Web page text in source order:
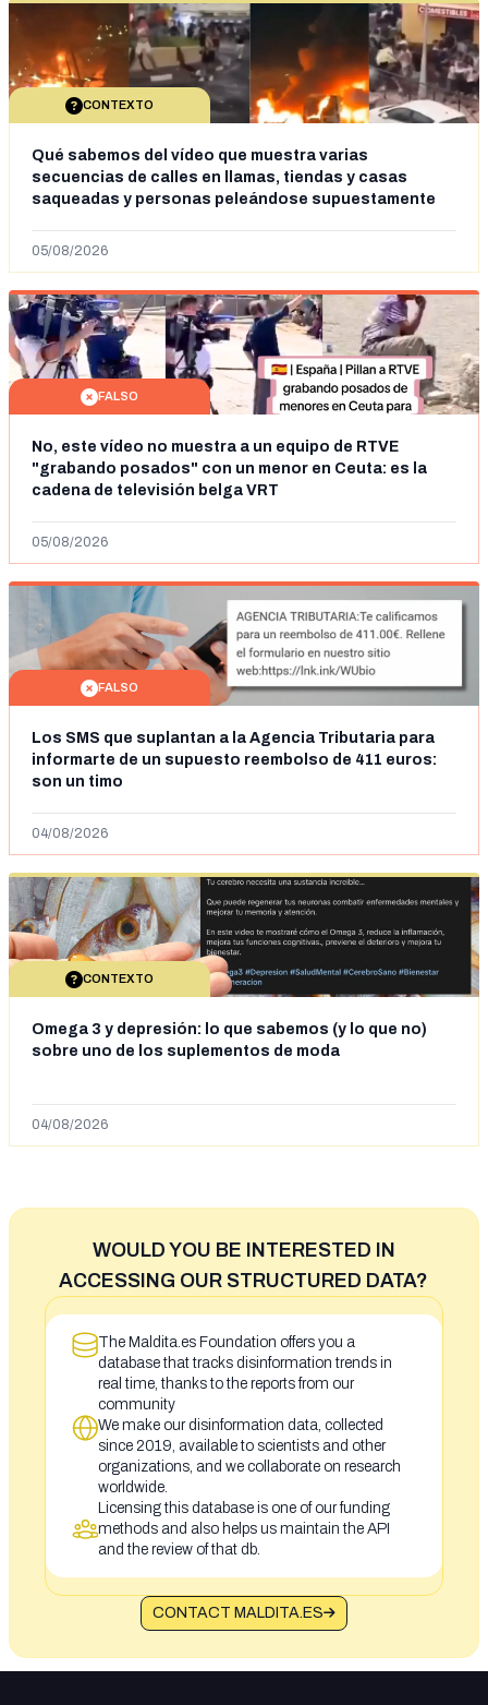
CONTEXTO
Qué sabemos del vídeo que muestra varias
secuencias de calles en llamas, tiendas y casas
saqueadas y personas peleándose supuestamente
situación irregular a Ceuta
05/08/2026
FALSO
No, este vídeo no muestra a un equipo de RTVE
"grabando posados" con un menor en Ceuta: es la
cadena de televisión belga VRT
05/08/2026
FALSO
Los SMS que suplantan a la Agencia Tributaria para
informarte de un supuesto reembolso de 411 euros:
son un timo
04/08/2026
CONTEXTO
Omega 3 y depresión: lo que sabemos (y lo que no)
sobre uno de los suplementos de moda
04/08/2026
WOULD YOU BE INTERESTED IN
ACCESSING OUR STRUCTURED DATA?
The Maldita.es Foundation offers you a
database that tracks disinformation trends in
real time, thanks to the reports from our
community
We make our disinformation data, collected
since 2019, available to scientists and other
organizations, and we collaborate on research
worldwide.
Licensing this database is one of our funding
methods and also helps us maintain the API
and the review of that db.
CONTACT MALDITA.ES